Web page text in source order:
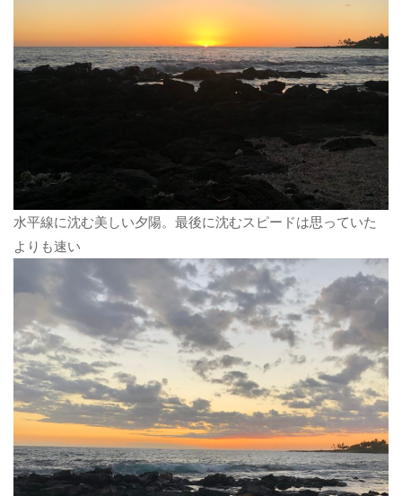
水平線に沈む美しい夕陽。最後に沈むスピードは思っていた
よりも速い